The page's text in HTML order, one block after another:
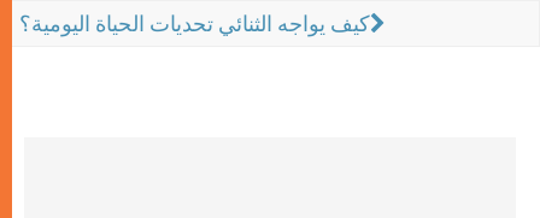
كيف يواجه الثنائي تحديات الحياة اليومية؟